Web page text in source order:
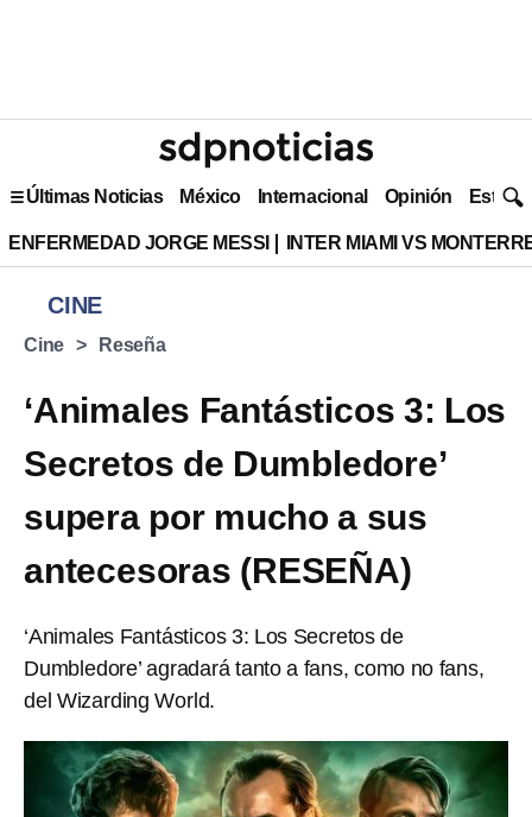
Últimas Noticias México Internacional Opinión Estilo
ENFERMEDAD JORGE MESSI INTER MIAMI VS
CINE
Cine Reseña
‘Animales Fantásticos 3: Los
Secretos de Dumbledore’
supera por mucho a sus
antecesoras (RESEÑA)
‘Animales Fantásticos 3: Los Secretos de
Dumbledore’ agradará tanto a fans, como no fans,
del Wizarding World.